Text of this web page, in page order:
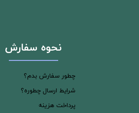
نحوه سفارش
چطور سفارش بدم؟
شرایط ارسال چطوره؟
پرداخت هزینه